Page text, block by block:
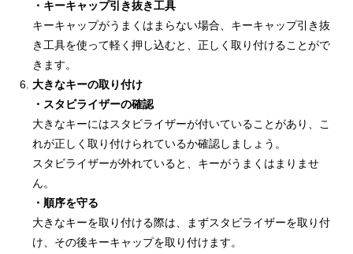
・キーキャップ引き抜き工具
キーキャップがうまくはまらない場合、キーキャップ引き抜
き工具を使って軽く押し込むと、正しく取り付けることがで
きます。
大きなキーの取り付け
・スタビライザーの確認
大きなキーにはスタビライザーが付いていることがあり、こ
れが正しく取り付けられているか確認しましょう。
スタビライザーが外れていると、キーがうまくはまりませ
ん。
・順序を守る
大きなキーを取り付ける際は、まずスタビライザーを取り付
け、その後キーキャップを取り付けます。